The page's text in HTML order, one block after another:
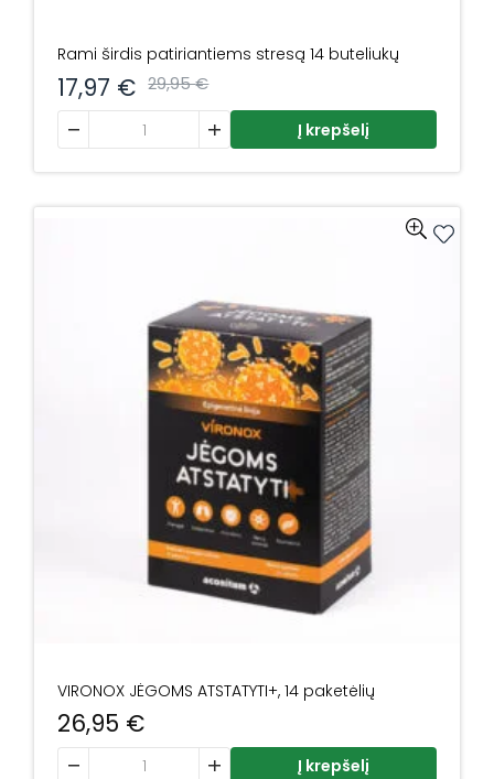
Rami širdis patiriantiems stresą 14 buteliukų
29,95€
17,97 €
produkto kiekis: Rami širdis patiriantiems stresą 14
Į krepšelį
VIRONOX JĖGOMS ATSTATYTI+, 14 paketėlių
26,95 €
produkto kiekis: VIRONOX JĖGOMS ATSTATYTI+, 14
Į krepšelį